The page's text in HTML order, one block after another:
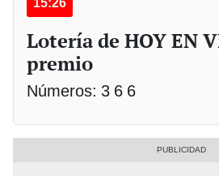
Lotería de HOY EN
premio
Números: 3 6 6